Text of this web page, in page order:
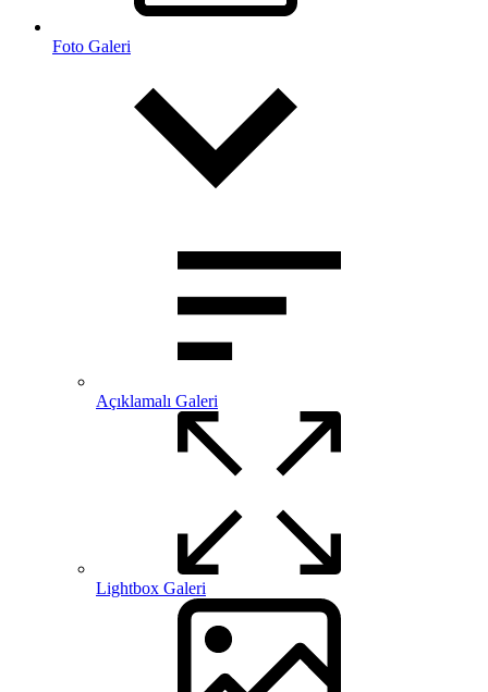
Foto Galeri
Açıklamalı Galeri
Lightbox Galeri